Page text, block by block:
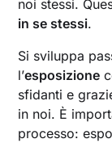
noi stessi.
in se stessi.
Si sviluppa
l’esposizione
sfidanti e
in noi. È
processo: